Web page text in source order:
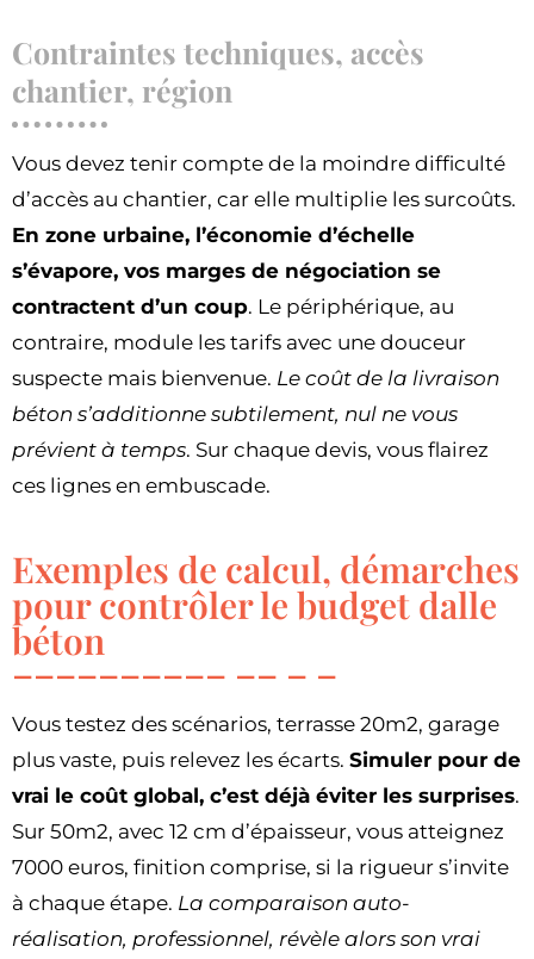
Contraintes techniques, accès
chantier, région
Vous devez tenir compte de la moindre difficulté
d’accès au chantier, car elle multiplie les surcoûts.
En zone urbaine, l’économie d’échelle
s’évapore, vos marges de négociation se
contractent d’un coup. Le périphérique, au
contraire, module les tarifs avec une douceur
suspecte mais bienvenue. Le coût de la livraison
béton s’additionne subtilement, nul ne vous
prévient à temps. Sur chaque devis, vous flairez
ces lignes en embuscade.
Exemples de calcul, démarches
pour contrôler le budget dalle
béton
Vous testez des scénarios, terrasse 20m2, garage
plus vaste, puis relevez les écarts. Simuler pour de
vrai le coût global, c’est déjà éviter les surprises.
Sur 50m2, avec 12 cm d’épaisseur, vous atteignez
7000 euros, finition comprise, si la rigueur s’invite
à chaque étape. La comparaison auto-
réalisation, professionnel, révèle alors son vrai